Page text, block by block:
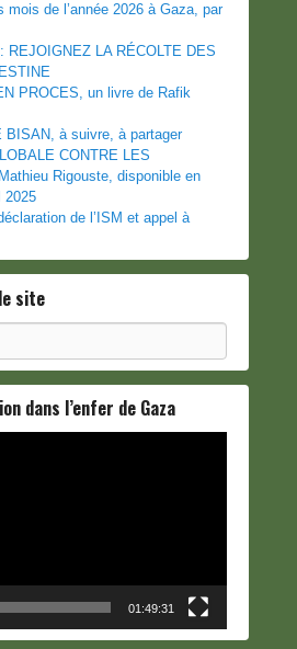
mois de l’année 2026 à Gaza, par
REJOIGNEZ LA RÉCOLTE DES
PROCES, un livre de Rafik
BISAN, à suivre, à partager
CONTRE LES
Rigouste, disponible en
2025
de l’ISM et appel à
site
dans l’enfer de Gaza
01:49:31